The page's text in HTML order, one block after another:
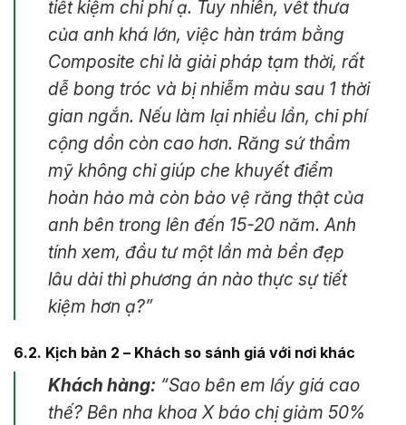
tiết kiệm chi phí ạ. Tuy nhiên, vết thưa
của anh khá lớn, việc hàn trám bằng
Composite chỉ là giải pháp tạm thời, rất
dễ bong tróc và bị nhiễm màu sau 1 thời
gian ngắn. Nếu làm lại nhiều lần, chi phí
cộng dồn còn cao hơn. Răng sứ thẩm
mỹ không chỉ giúp che khuyết điểm
hoàn hảo mà còn bảo vệ răng thật của
anh bên trong lên đến 15-20 năm. Anh
tính xem, đầu tư một lần mà bền đẹp
lâu dài thì phương án nào thực sự tiết
kiệm hơn ạ?”
6.2. Kịch bản 2 – Khách so sánh giá với nơi khác
Khách hàng: “Sao bên em lấy giá cao
thế? Bên nha khoa X báo chị giảm 50%